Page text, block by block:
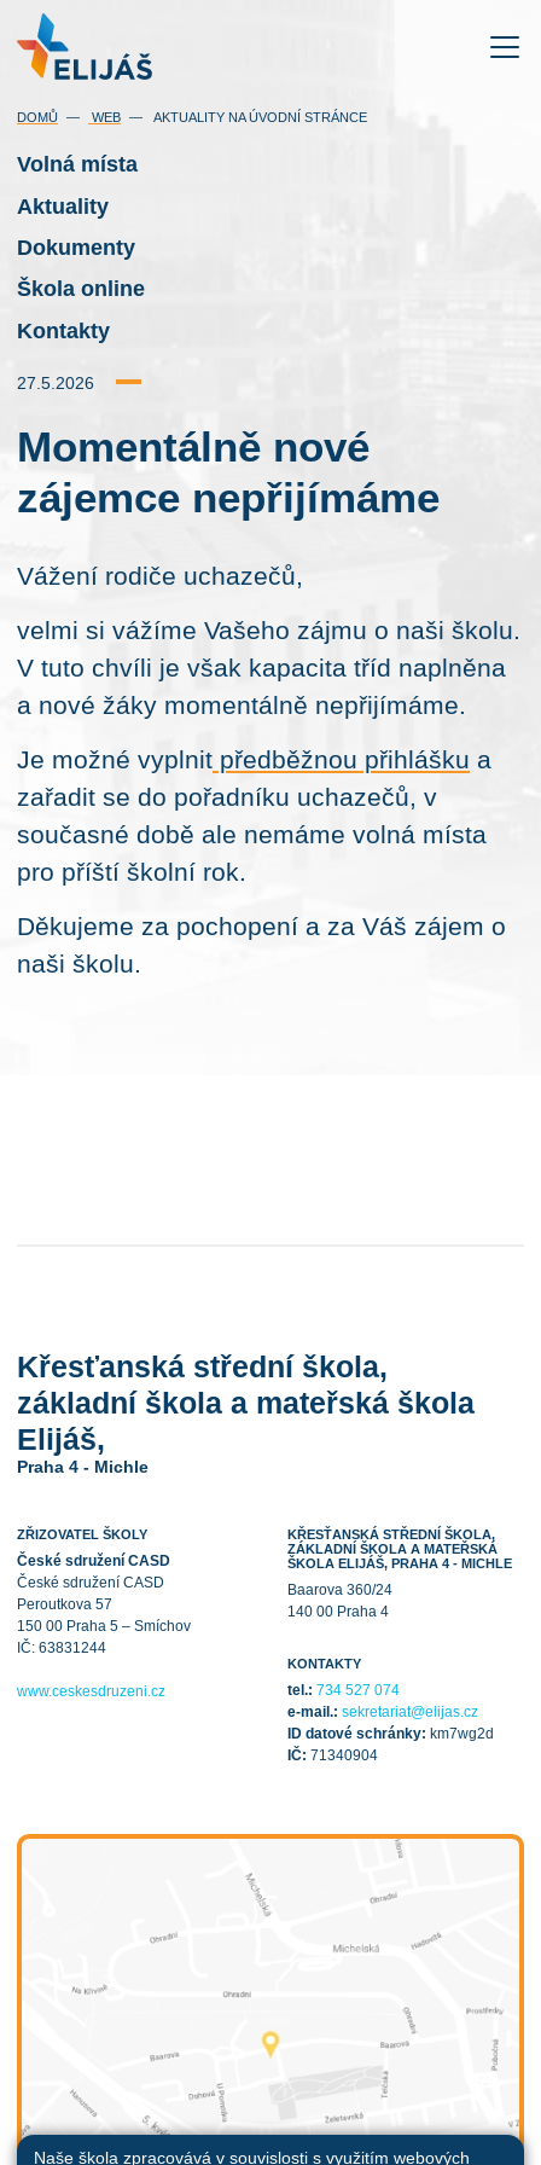
DOMŮ WEB AKTUALITY NA ÚVODNÍ STRÁNCE
Volná místa
Aktuality
Dokumenty
Škola online
Kontakty
27.5.2026
Momentálně nové
zájemce nepřijímáme
Vážení rodiče uchazečů,
velmi si vážíme Vašeho zájmu o naši školu.
V tuto chvíli je však kapacita tříd naplněna
a nové žáky momentálně nepřijímáme.
Je možné vyplnit předběžnou přihlášku a
zařadit se do pořadníku uchazečů, v
současné době ale nemáme volná místa
pro příští školní rok.
Děkujeme za pochopení a za Váš zájem o
naši školu.
Křesťanská střední škola,
základní škola a mateřská škola
Elijáš,
Praha 4 - Michle
ZŘIZOVATEL ŠKOLY
České sdružení CASD
České sdružení CASD
Peroutkova 57
150 00 Praha 5 – Smíchov
IČ: 63831244
www.ceskesdruzeni.cz
KŘESŤANSKÁ STŘEDNÍ ŠKOLA,
ZÁKLADNÍ ŠKOLA A MATEŘSKÁ
ŠKOLA ELIJÁŠ, PRAHA 4 - MICHLE
Baarova 360/24
140 00 Praha 4
KONTAKTY
tel.: 734 527 074
e-mail.: sekretariat@elijas.cz
ID datové schránky: km7wg2d
IČ: 71340904
Naše škola zpracovává v souvislosti s využitím webových